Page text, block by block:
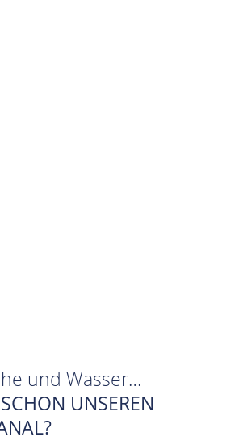
und Wasser…
UNSEREN